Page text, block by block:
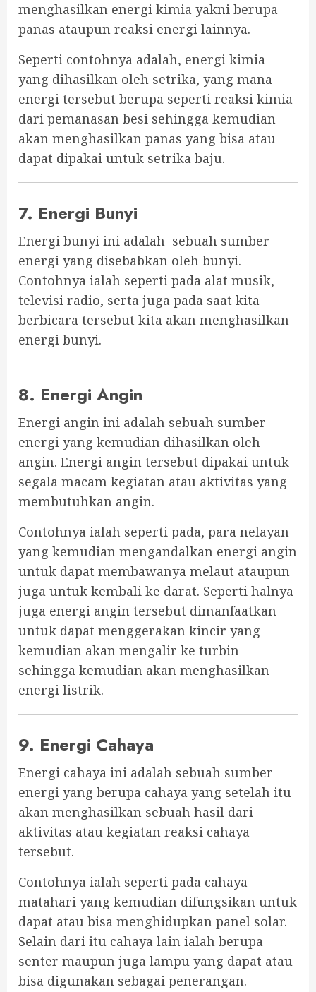
menghasilkan energi kimia yakni berupa
panas ataupun reaksi energi lainnya.
Seperti contohnya adalah, energi kimia
yang dihasilkan oleh setrika, yang mana
energi tersebut berupa seperti reaksi kimia
dari pemanasan besi sehingga kemudian
akan menghasilkan panas yang bisa atau
dapat dipakai untuk setrika baju.
7. Energi Bunyi
Energi bunyi ini adalah sebuah sumber
energi yang disebabkan oleh bunyi.
Contohnya ialah seperti pada alat musik,
televisi radio, serta juga pada saat kita
berbicara tersebut kita akan menghasilkan
energi bunyi.
8. Energi Angin
Energi angin ini adalah sebuah sumber
energi yang kemudian dihasilkan oleh
angin. Energi angin tersebut dipakai untuk
segala macam kegiatan atau aktivitas yang
membutuhkan angin.
Contohnya ialah seperti pada, para nelayan
yang kemudian mengandalkan energi angin
untuk dapat membawanya melaut ataupun
juga untuk kembali ke darat. Seperti halnya
juga energi angin tersebut dimanfaatkan
untuk dapat menggerakan kincir yang
kemudian akan mengalir ke turbin
sehingga kemudian akan menghasilkan
energi listrik.
9. Energi Cahaya
Energi cahaya ini adalah sebuah sumber
energi yang berupa cahaya yang setelah itu
akan menghasilkan sebuah hasil dari
aktivitas atau kegiatan reaksi cahaya
tersebut.
Contohnya ialah seperti pada cahaya
matahari yang kemudian difungsikan untuk
dapat atau bisa menghidupkan panel solar.
Selain dari itu cahaya lain ialah berupa
senter maupun juga lampu yang dapat atau
bisa digunakan sebagai penerangan.